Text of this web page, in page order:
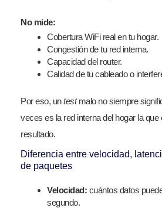
No mide:
Cobertura WiFi real en tu hogar.
Congestión de tu red interna.
Capacidad del router.
Calidad de tu cableado o
Por eso, untestmalo no siempre
veces es la red interna del hogar la que
resultado.
Diferencia entre velocidad,
de paquetes
Velocidad: cuántos datos
segundo.